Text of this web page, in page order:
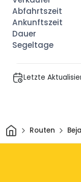
Letzte
HeimRouten